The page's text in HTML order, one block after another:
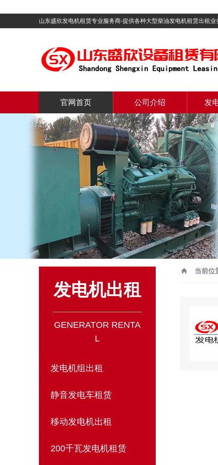
山东盛欣发电机租赁专业服务商-提供各种大型柴油发电机租赁出租业
官网首页 公司介绍 发
发电机出租
GENERATOR RENTA
L
发电机组出租
静音发电车租赁
移动发电机出租
200千瓦发电机租赁
当前位